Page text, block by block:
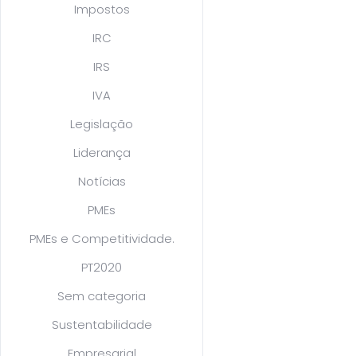
Impostos
IRC
IRS
IVA
Legislação
Liderança
Notícias
PMEs
PMEs e Competitividade.
PT2020
Sem categoria
Sustentabilidade